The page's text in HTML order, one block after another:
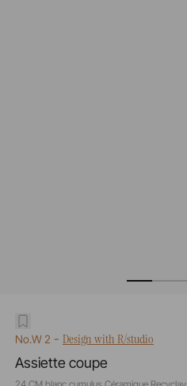
No.W 2 - Design with R/studio
Assiette coupe